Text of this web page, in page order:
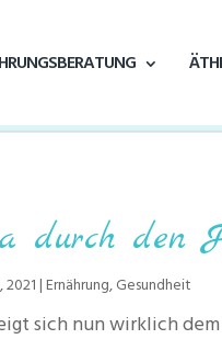
durch den
2021 | Ernährung, Gesundheit
sich nun wirklich